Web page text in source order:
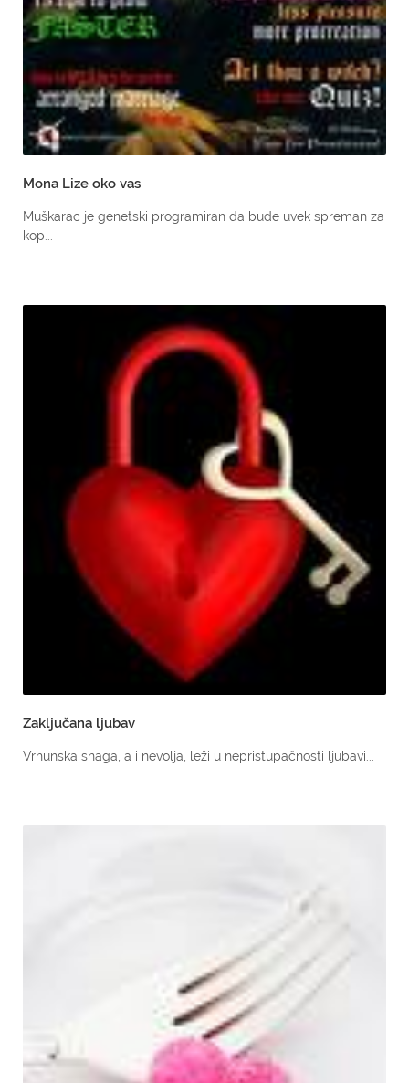
Mona Lize oko vas
Muškarac je genetski programiran da bude uvek spreman za
kop...
Zaključana ljubav
Vrhunska snaga, a i nevolja, leži u nepristupačnosti ljubavi...